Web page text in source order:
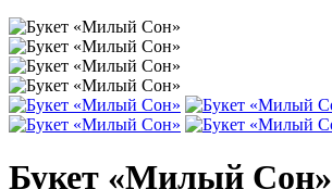
Букет «Милый Сон»